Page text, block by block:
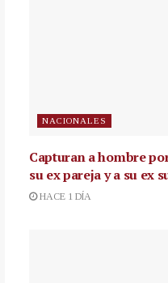
NACIONALES
Capturan a hombre
su ex pareja y a su ex
HACE 1 DÍA